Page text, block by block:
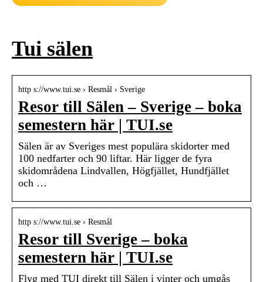
Tui sälen
http s://www.tui.se › Resmål › Sverige
Resor till Sälen – Sverige – boka
semestern här | TUI.se
Sälen är av Sveriges mest populära skidorter med
100 nedfarter och 90 liftar. Här ligger de fyra
skidområdena Lindvallen, Högfjället, Hundfjället
och …
http s://www.tui.se › Resmål
Resor till Sverige – boka
semestern här | TUI.se
Flyg med TUI direkt till Sälen i vinter och umgås